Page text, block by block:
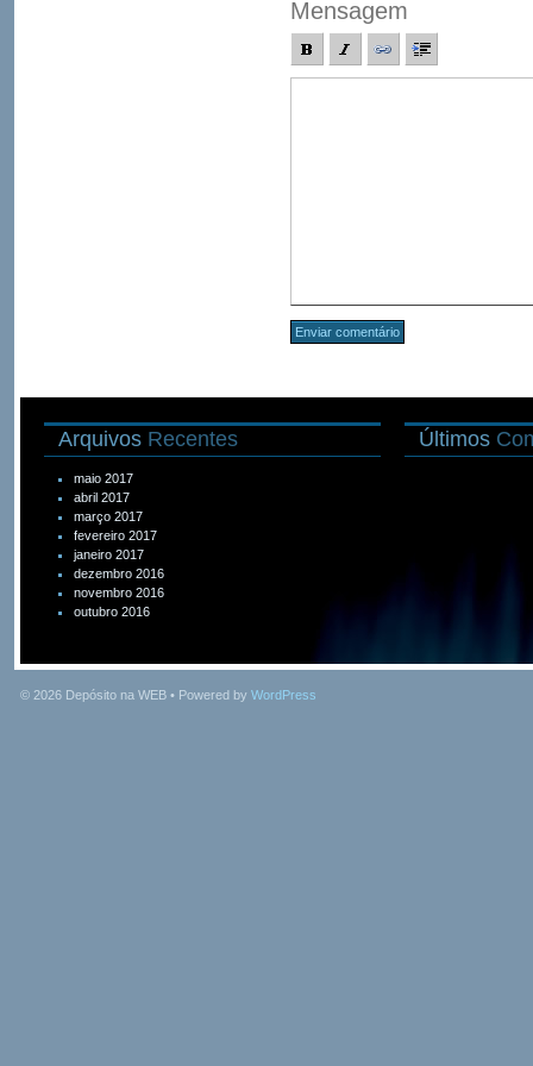
Mensagem
Arquivos Recentes
maio 2017
abril 2017
março 2017
fevereiro 2017
janeiro 2017
dezembro 2016
novembro 2016
outubro 2016
Últimos
© 2026 Depósito na WEB • Powered by WordPress